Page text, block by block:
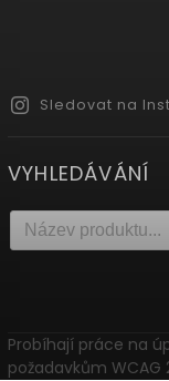
Sledovat na
VYHLEDÁVÁNÍ
Probíhají práce na
požadavkům WCAG